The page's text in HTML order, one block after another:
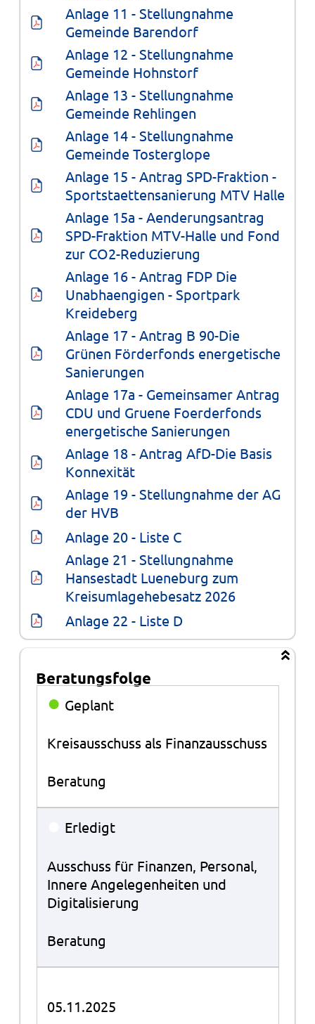
Anlage 11 - Stellungnahme
Gemeinde Barendorf
Anlage 12 - Stellungnahme
Gemeinde Hohnstorf
Anlage 13 - Stellungnahme
Gemeinde Rehlingen
Anlage 14 - Stellungnahme
Gemeinde Tosterglope
Anlage 15 - Antrag SPD-Fraktion -
Sportstaettensanierung MTV Halle
Anlage 15a - Aenderungsantrag
SPD-Fraktion MTV-Halle und Fond
zur CO2-Reduzierung
Anlage 16 - Antrag FDP Die
Unabhaengigen - Sportpark
Kreideberg
Anlage 17 - Antrag B 90-Die
Grünen Förderfonds energetische
Sanierungen
Anlage 17a - Gemeinsamer Antrag
CDU und Gruene Foerderfonds
energetische Sanierungen
Anlage 18 - Antrag AfD-Die Basis
Konnexität
Anlage 19 - Stellungnahme der AG
der HVB
Anlage 20 - Liste C
Anlage 21 - Stellungnahme
Hansestadt Lueneburg zum
Kreisumlagehebesatz 2026
Anlage 22 - Liste D
Beratungsfolge
Beratungsfolge
● Geplant
Kreisausschuss als Finanzausschuss
Beratung
Erledigt
Ausschuss für Finanzen, Personal,
Innere Angelegenheiten und
Digitalisierung
Beratung
05.11.2025